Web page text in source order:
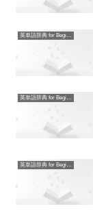
英単語辞典 for Beginners
英単語辞典 for Beginners
英単語辞典 for Beginners